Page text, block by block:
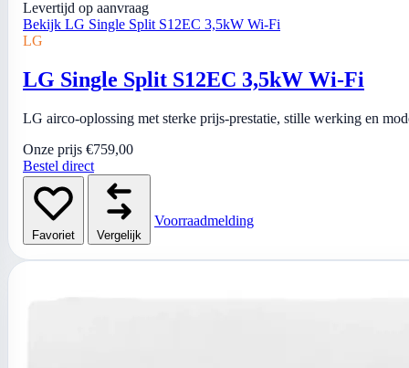
Levertijd op aanvraag
Bekijk LG Single Split S12EC 3,5kW Wi-Fi
LG
LG Single Split S12EC 3,5kW Wi-Fi
LG airco-oplossing met sterke prijs-prestatie, stille werking en
Onze prijs €759,00
Bestel direct
Favoriet Vergelijk
Voorraadmelding